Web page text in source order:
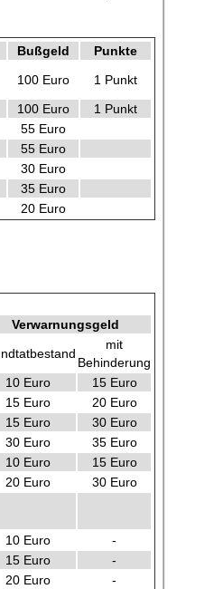
Bußgeld
Punkte
100 Euro
1 Punkt
100 Euro
1 Punkt
55 Euro
55 Euro
30 Euro
35 Euro
20 Euro
Verwarnungsgeld
mit
Behinderung
10 Euro
15 Euro
15 Euro
20 Euro
15 Euro
30 Euro
30 Euro
35 Euro
10 Euro
15 Euro
20 Euro
30 Euro
10 Euro
-
15 Euro
-
20 Euro
-